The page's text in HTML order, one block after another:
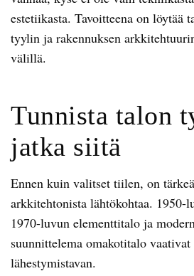
estetiikasta. Tavoitteena on löytää
tyylin ja rakennuksen
välillä.
Tunnista talon
jatka siitä
Ennen kuin valitset tiilen, on
arkkitehtonista lähtökohtaa. 1950-
1970-luvun elementtitalo ja
suunnittelema omakotitalo
lähestymistavan.